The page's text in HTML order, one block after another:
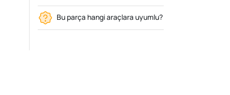
Bu parça hangi araçlara uyumlu?